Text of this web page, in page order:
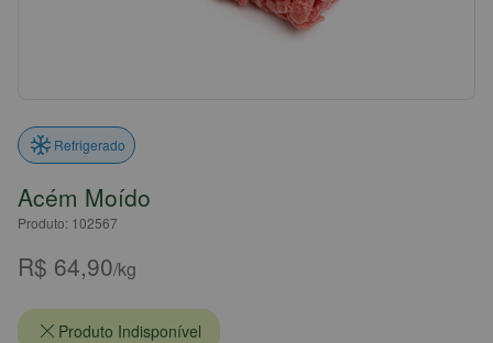
Refrigerado
Acém Moído
Produto: 102567
R$ 64,90/kg
Produto Indisponível